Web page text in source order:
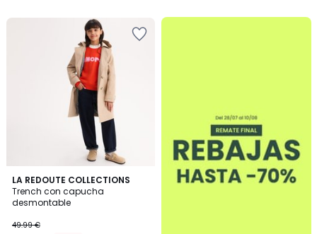
LA REDOUTE COLLECTIONS
Trench con capucha
desmontable
49.99 €
.